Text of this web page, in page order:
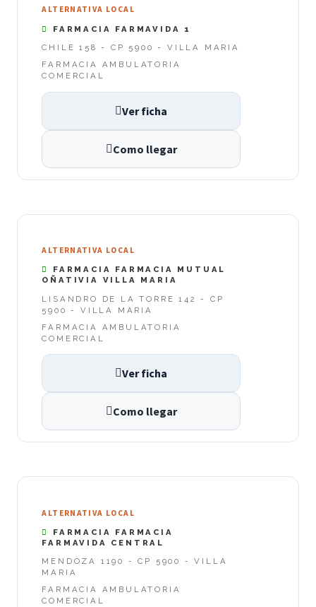
ALTERNATIVA LOCAL
FARMACIA FARMAVIDA 1
CHILE 158 - CP 5900 - VILLA MARIA
FARMACIA AMBULATORIA
COMERCIAL
Ver ficha
Como llegar
ALTERNATIVA LOCAL
FARMACIA FARMACIA MUTUAL
OÑATIVIA VILLA MARIA
LISANDRO DE LA TORRE 142 - CP
5900 - VILLA MARIA
FARMACIA AMBULATORIA
COMERCIAL
Ver ficha
Como llegar
ALTERNATIVA LOCAL
FARMACIA FARMACIA
FARMAVIDA CENTRAL
MENDOZA 1190 - CP 5900 - VILLA
MARIA
FARMACIA AMBULATORIA
COMERCIAL